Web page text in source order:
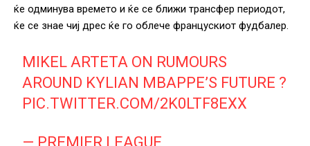
ќе одминува времето и ќе се ближи трансфер периодот,
ќе се знае чиј дрес ќе го облече францускиот фудбалер.
MIKEL ARTETA ON RUMOURS
AROUND KYLIAN MBAPPE’S FUTURE ?️
PIC.TWITTER.COM/2K0LTF8EXX
— PREMIER LEAGUE